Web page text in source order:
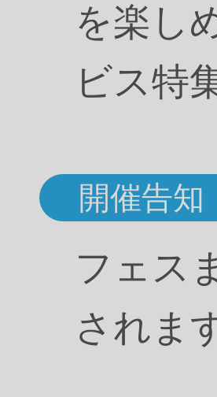
を楽し
ビス特
開催告知
フェス
されま